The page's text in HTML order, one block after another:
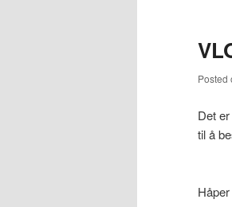
Posted
Det
til å